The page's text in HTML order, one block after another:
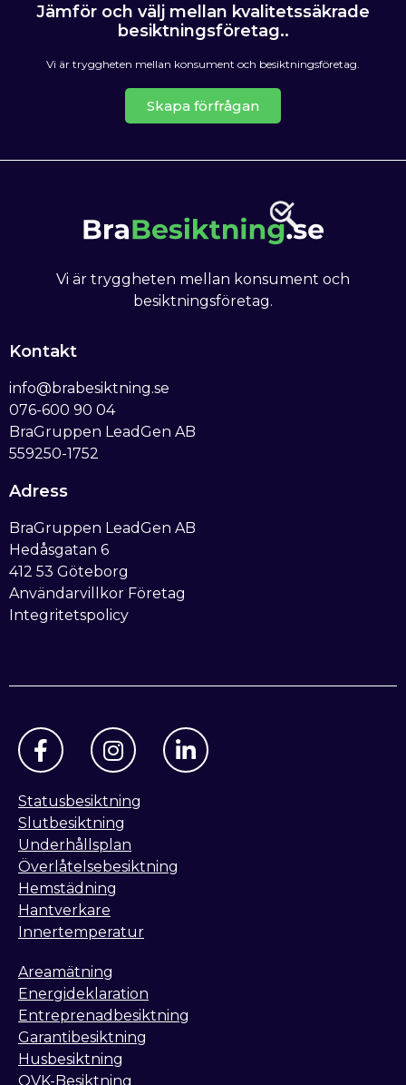
Jämför och välj mellan kvalitetssäkrade
besiktningsföretag..
Vi är tryggheten mellan konsument och besiktningsföretag.
Skapa förfrågan
Adress
BraGruppen LeadGen AB
Hedåsgatan 6
412 53 Göteborg
Användarvillkor Företag
Integritetspolicy
Kontakt
info@brabesiktning.se
076-600 90 04
BraGruppen LeadGen AB
559250-1752
Vi är tryggheten mellan konsument och
besiktningsföretag.
Areamätning
Energideklaration
Entreprenadbesiktning
Garantibesiktning
Husbesiktning
OVK-Besiktning
Statusbesiktning
Slutbesiktning
Underhållsplan
Överlåtelsebesiktning
Hemstädning
Hantverkare
Innertemperatur